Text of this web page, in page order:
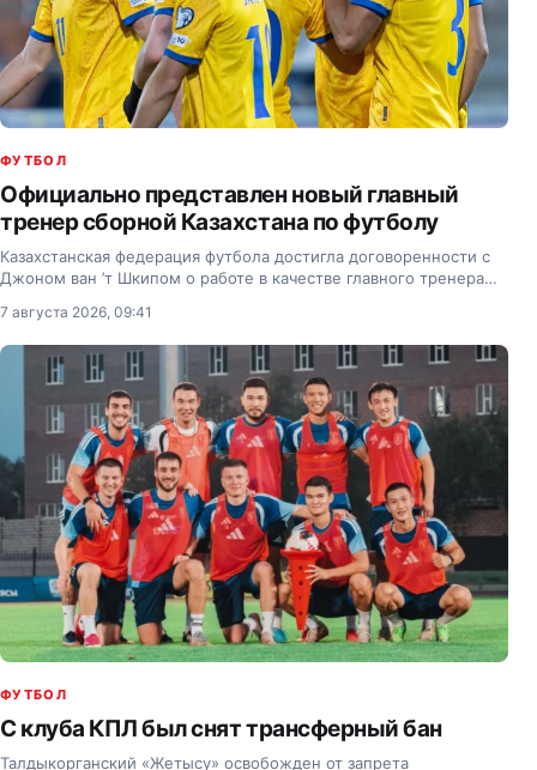
ФУТБОЛ
Официально представлен новый главный
тренер сборной Казахстана по футболу
Казахстанская федерация футбола достигла договоренности с
Джоном ван ’т Шкипом о работе в качестве главного тренера
7 августа 2026, 09:41
ФУТБОЛ
С клуба КПЛ был снят трансферный бан
Талдыкорганский «Жетысу» освобожден от запрета